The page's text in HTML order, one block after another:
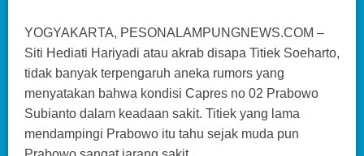
YOGYAKARTA, PESONALAMPUNGNEWS.COM –
Siti Hediati Hariyadi atau akrab disapa Titiek Soeharto,
tidak banyak terpengaruh aneka rumors yang
menyatakan bahwa kondisi Capres no 02 Prabowo
Subianto dalam keadaan sakit. Titiek yang lama
mendampingi Prabowo itu tahu sejak muda pun